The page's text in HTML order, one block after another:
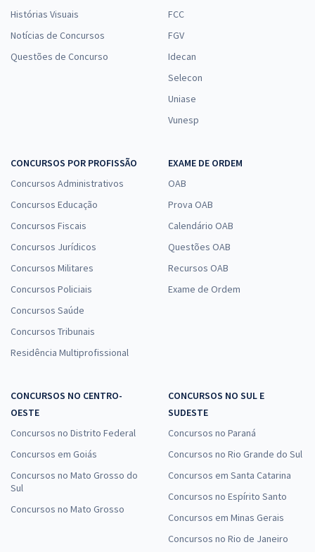
Histórias Visuais
Notícias de Concursos
Questões de Concurso
FCC
FGV
Idecan
Selecon
Uniase
Vunesp
CONCURSOS POR PROFISSÃO
Concursos Administrativos
Concursos Educação
Concursos Fiscais
Concursos Jurídicos
Concursos Militares
Concursos Policiais
Concursos Saúde
Concursos Tribunais
Residência Multiprofissional
EXAME DE ORDEM
OAB
Prova OAB
Calendário OAB
Questões OAB
Recursos OAB
Exame de Ordem
CONCURSOS NO CENTRO-
OESTE
Concursos no Distrito Federal
Concursos em Goiás
Concursos no Mato Grosso do
Sul
Concursos no Mato Grosso
CONCURSOS NO SUL E
SUDESTE
Concursos no Paraná
Concursos no Rio Grande do Sul
Concursos em Santa Catarina
Concursos no Espírito Santo
Concursos em Minas Gerais
Concursos no Rio de Janeiro